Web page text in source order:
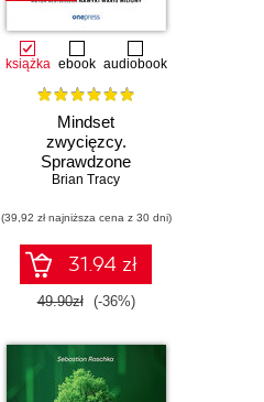
książka ebook audiobook
Mindset
zwycięzcy.
Sprawdzone
strategie na drodze
Brian Tracy
(39,92 zł najniższa cena z 30 dni)
31.94 zł
49.90zł (-36%)